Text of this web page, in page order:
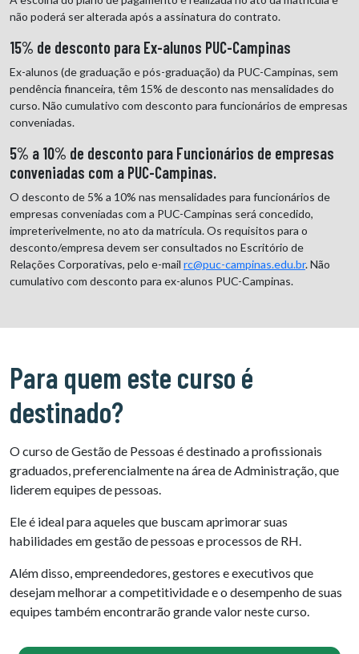
não poderá ser alterada após a assinatura do contrato.
15% de desconto para Ex-alunos PUC-Campinas
Ex-alunos (de graduação e pós-graduação) da PUC-Campinas, sem
pendência financeira, têm 15% de desconto nas mensalidades do
curso. Não cumulativo com desconto para funcionários de empresas
conveniadas.
5% a 10% de desconto para Funcionários de empresas
conveniadas com a PUC-Campinas.
O desconto de 5% a 10% nas mensalidades para funcionários de
empresas conveniadas com a PUC-Campinas será concedido,
impreterivelmente, no ato da matrícula. Os requisitos para o
desconto/empresa devem ser consultados no Escritório de
Relações Corporativas, pelo e-mail rc@puc-campinas.edu.br. Não
cumulativo com desconto para ex-alunos PUC-Campinas.
Para quem este curso é
destinado?
O curso de Gestão de Pessoas é destinado a profissionais
graduados, preferencialmente na área de Administração, que
liderem equipes de pessoas.
Ele é ideal para aqueles que buscam aprimorar suas
habilidades em gestão de pessoas e processos de RH.
Além disso, empreendedores, gestores e executivos que
desejam melhorar a competitividade e o desempenho de suas
equipes também encontrarão grande valor neste curso.